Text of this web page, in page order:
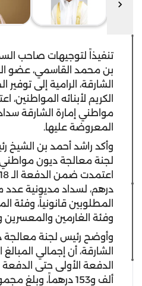
تنفيذاً لتوجيهات صاحب
بن محمد القاسمي، عضو
الشارقة، الرامية إلى
الكريم لأبنائه
مواطني إمارة الشارقة
المعروضة عليها.
وأكد راشد أحمد بن الشيخ
لجنة معالجة ديون مواطني
درهم، لسداد مديونية عدد
المطلوبين قانونياً، وفئة
وفئة الغارمين والمعسرين
وأوضح رئيس لجنة معالجة
الشارقة، أن إجمالي
ألف و153 درهماً، وبلغ مجموع المستفيدين 1320 حالة.